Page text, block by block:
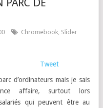
PARC DE
Chromebook, Slider
Tweet
d’ordinateurs mais je sais
affaire, surtout lors
qui peuvent être au